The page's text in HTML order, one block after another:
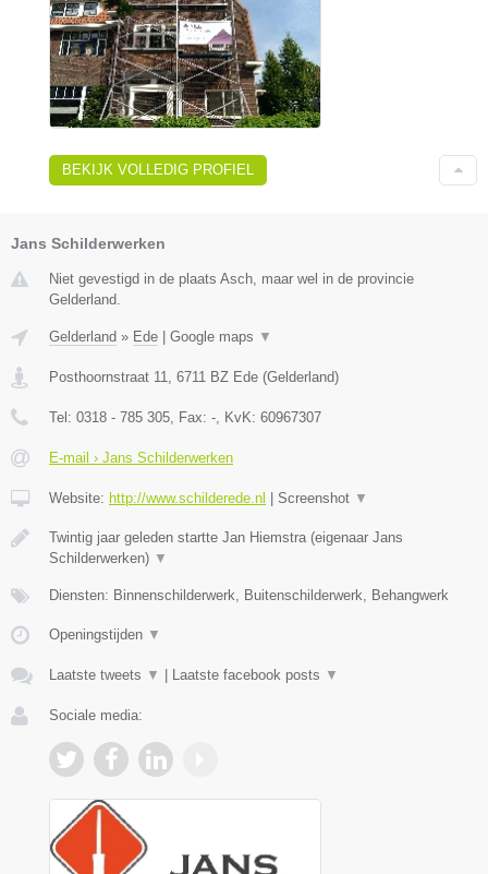
BEKIJK VOLLEDIG PROFIEL
Jans Schilderwerken
Niet gevestigd in de plaats Asch, maar wel in de provincie
Gelderland.
Gelderland » Ede Google maps ▼
Posthoornstraat 11 6711 BZ Ede (Gelderland)
Tel: 0318 - 785 305 , Fax: - , KvK: 60967307
E-mail › Jans Schilderwerken
Website: http://www.schilderede.nl Screenshot ▼
Twintig jaar geleden startte Jan Hiemstra (eigenaar Jans
Schilderwerken) ▼
Diensten: Binnenschilderwerk, Buitenschilderwerk, Behangwerk
Openingstijden ▼
Laatste tweets ▼ Laatste facebook posts ▼
Sociale media: